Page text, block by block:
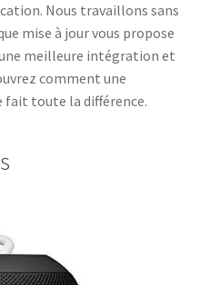
Nous travaillons sans
mise à jour vous propose
meilleure intégration et
comment une
toute la différence.